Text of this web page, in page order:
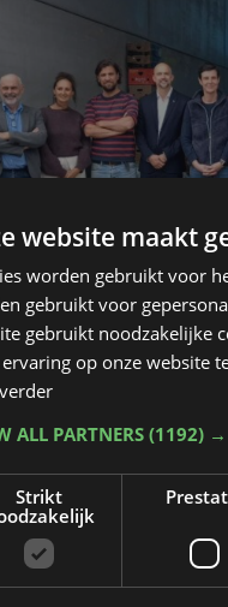
het netwerk van
15.000
website maakt
worden gebruikt voor
gebruikt voor
gebruikt noodzakelijke
op onze website
ALL PARTNERS (1192) →
Strikt